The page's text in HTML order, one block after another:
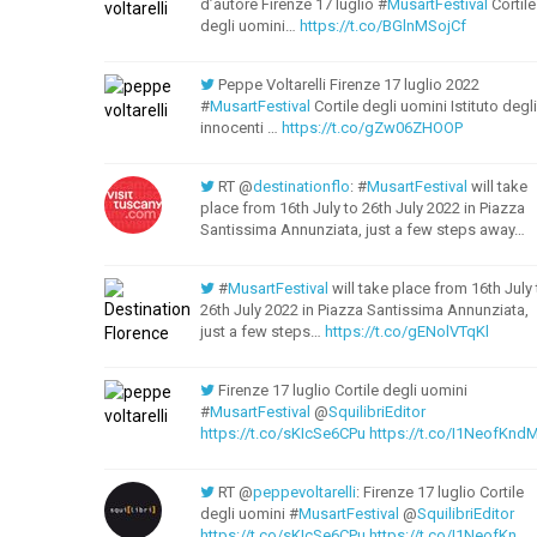
d’autore Firenze 17 luglio #MusartFestival Cortile
degli uomini… https://t.co/BGlnMSojCf
Peppe Voltarelli Firenze 17 luglio 2022
#MusartFestival Cortile degli uomini Istituto degli
innocenti ⁦… https://t.co/gZw06ZHOOP
RT @destinationflo: #MusartFestival will take
place from 16th July to 26th July 2022 in Piazza
Santissima Annunziata, just a few steps away…
#MusartFestival will take place from 16th July
26th July 2022 in Piazza Santissima Annunziata,
just a few steps… https://t.co/gENolVTqKl
Firenze 17 luglio Cortile degli uomini
#MusartFestival @SquilibriEditor
https://t.co/sKIcSe6CPu https://t.co/
RT @peppevoltarelli: Firenze 17 luglio Cortile
degli uomini #MusartFestival @SquilibriEditor